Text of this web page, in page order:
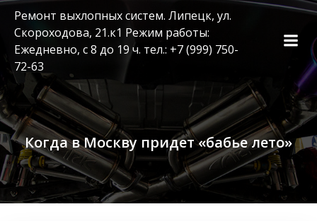
Перейти
к
содержимому
Ремонт выхлопных систем. Липецк, ул.
Скороходова, 21.к1 Режим работы:
Ежедневно, с 8 до 19 ч. тел.: +7 (999) 750-
72-63
Когда в Москву придет «бабье лето»